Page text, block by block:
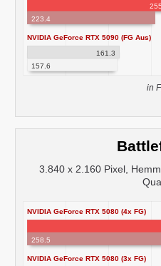
223.4
NVIDIA GeForce RTX 5090 (FG Aus)
161.3
157.6
in
3.840 x 2.160 Pixel,
NVIDIA GeForce RTX 5080 (4x FG)
258.5
NVIDIA GeForce RTX 5080 (3x FG)